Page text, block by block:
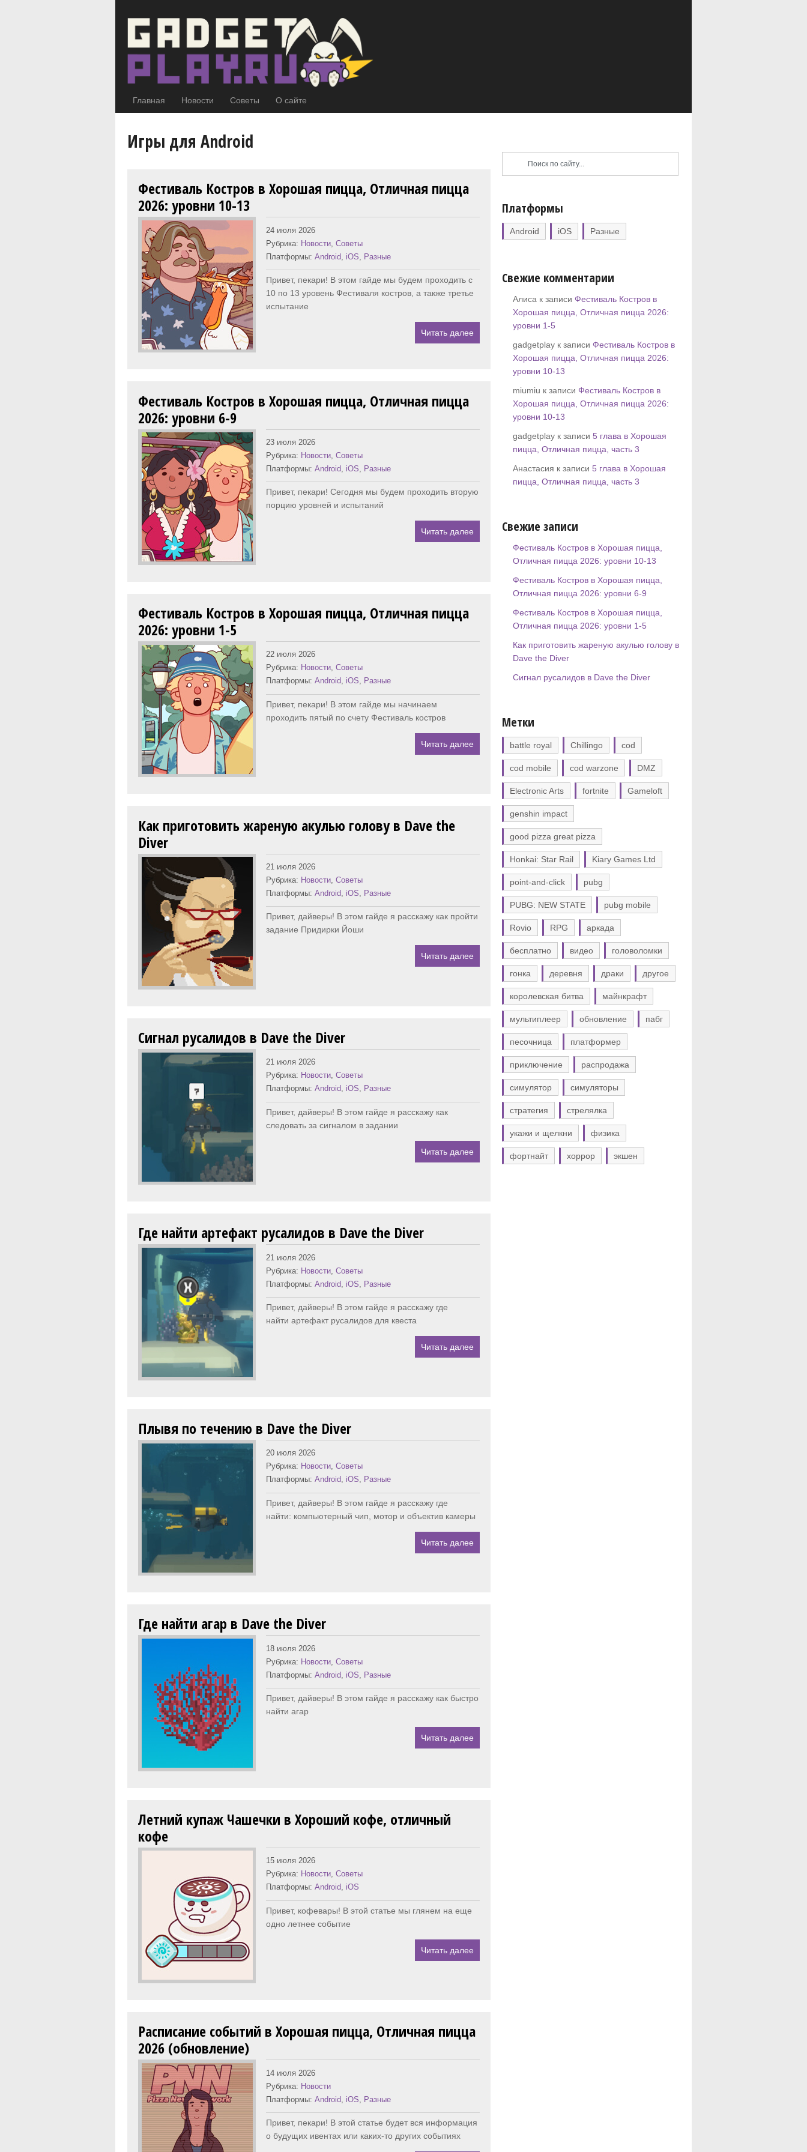
Главная Новости Советы О сайте
Игры для Android
Фестиваль Костров в Хорошая пицца, Отличная пицца
2026: уровни 10-13
24 июля 2026
Рубрика: Новости ,Советы
Платформы:Android iOS Разные
Привет, пекари! В этом гайде мы будем проходить с
10 по 13 уровень Фестиваля костров, а также третье
испытание
Читать далее
Фестиваль Костров в Хорошая пицца, Отличная пицца
2026: уровни 6-9
23 июля 2026
Рубрика: Новости,Советы
Платформы:Android, iOS, Разные
Привет, пекари! Сегодня мы будем проходить вторую
порцию уровней и испытаний
Читать далее
Фестиваль Костров в Хорошая пицца, Отличная пицца
2026: уровни 1-5
22 июля 2026
Рубрика: Новости,Советы
Платформы:Android, iOS, Разные
Привет, пекари! В этом гайде мы начинаем
проходить пятый по счету Фестиваль костров
Читать далее
Как приготовить жареную акулью голову в Dave the
Diver
21 июля 2026
Рубрика: Новости ,Советы
Платформы:Android iOS Разные
Привет, дайверы! В этом гайде я расскажу как пройти
задание Придирки Йоши
Читать далее
Сигнал русалидов в Dave the Diver
21 июля 2026
Рубрика: Новости,Советы
Платформы:Android, iOS, Разные
Привет, дайверы! В этом гайде я расскажу как
следовать за сигналом в задании
Читать далее
Где найти артефакт русалидов в Dave the Diver
21 июля 2026
Рубрика: Новости ,Советы
Платформы:Android iOS Разные
Привет, дайверы! В этом гайде я расскажу где
найти артефакт русалидов для квеста
Читать далее
Плывя по течению в Dave the Diver
20 июля 2026
Рубрика: Новости,Советы
Платформы:Android, iOS, Разные
Привет, дайверы! В этом гайде я расскажу где
найти: компьютерный чип, мотор и объектив камеры
Читать далее
Где найти агар в Dave the Diver
18 июля 2026
Рубрика: Новости ,Советы
Платформы:Android iOS Разные
Привет, дайверы! В этом гайде я расскажу как быстро
найти агар
Читать далее
Летний купаж Чашечки в Хороший кофе, отличный
кофе
15 июля 2026
Рубрика: Новости,Советы
Платформы:Android, iOS
Привет, кофевары! В этой статье мы глянем на еще
одно летнее событие
Читать далее
Расписание событий в Хорошая пицца, Отличная пицца
2026 (обновление)
14 июля 2026
Рубрика: Новости
Платформы:Android iOS Разные
Привет, пекари! В этой статье будет вся информация
о будущих ивентах или каких-то других событиях
Платформы
Android iOS Разные
Свежие комментарии
Алиса к записи Фестиваль Костров в
Хорошая пицца, Отличная пицца 2026:
уровни 1-5
gadgetplay к записи Фестиваль Костров в
Хорошая пицца, Отличная пицца 2026:
уровни 10-13
miumiu к записи Фестиваль Костров в
Хорошая пицца, Отличная пицца 2026:
уровни 10-13
gadgetplay к записи 5 глава в Хорошая
пицца, Отличная пицца, часть 3
Анастасия к записи 5 глава в Хорошая
пицца, Отличная пицца, часть 3
Свежие записи
Фестиваль Костров в Хорошая пицца,
Отличная пицца 2026: уровни 10-13
Фестиваль Костров в Хорошая пицца,
Отличная пицца 2026: уровни 6-9
Фестиваль Костров в Хорошая пицца,
Отличная пицца 2026: уровни 1-5
Как приготовить жареную акулью голову в
Dave the Diver
Сигнал русалидов в Dave the Diver
Метки
battle royal Chillingo cod
cod mobile cod warzone DMZ
Electronic Arts fortnite Gameloft
genshin impact
good pizza great pizza
Honkai: Star Rail Kiary Games Ltd
point-and-click pubg
PUBG: NEW STATE pubg mobile
Rovio RPG аркада
бесплатно видео головоломки
гонка деревня драки другое
королевская битва майнкрафт
мультиплеер обновление пабг
песочница платформер
приключение распродажа
симулятор симуляторы
стратегия стрелялка
укажи и щелкни физика
фортнайт хоррор экшен